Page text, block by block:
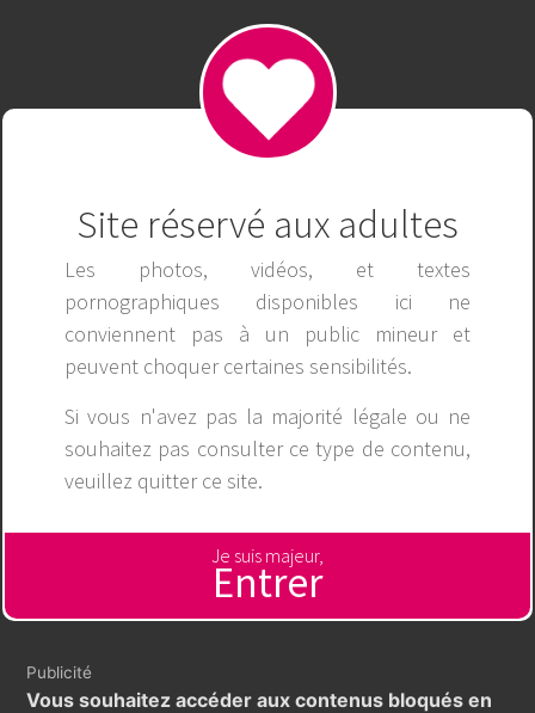
Site réservé aux adultes
Les photos, vidéos, et textes
pornographiques disponibles ici ne
conviennent pas à un public mineur et
peuvent choquer certaines sensibilités.
Si vous n'avez pas la majorité légale ou ne
souhaitez pas consulter ce type de contenu,
veuillez quitter ce site.
Je suis majeur,
Entrer
Publicité
Vous souhaitez accéder aux contenus bloqués en
79king - Trang Cá Cược Uy Tín 79king.com | Tặng 79K